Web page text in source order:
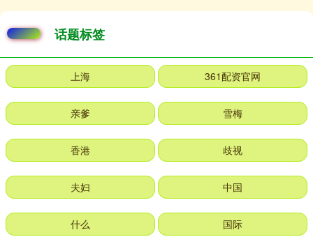
话题标签
上海 361配资官网
亲爹 雪梅
香港 歧视
夫妇 中国
什么 国际